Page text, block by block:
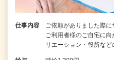
仕事内容
ご依頼がありました際に
ご利用者様のご自宅に
リエーション・役所な